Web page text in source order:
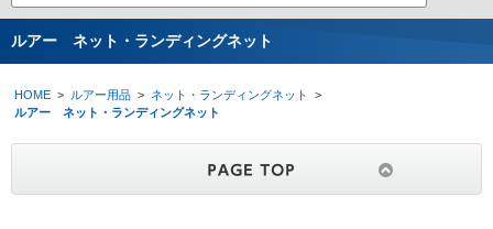
ルアー ネット・ランディングネット
HOME > ルアー用品 > ネット・ランディングネット
>
ルアー ネット・ランディングネット